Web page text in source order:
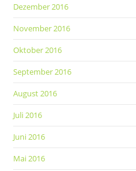
Dezember 2016
November 2016
Oktober 2016
September 2016
August 2016
Juli 2016
Juni 2016
Mai 2016